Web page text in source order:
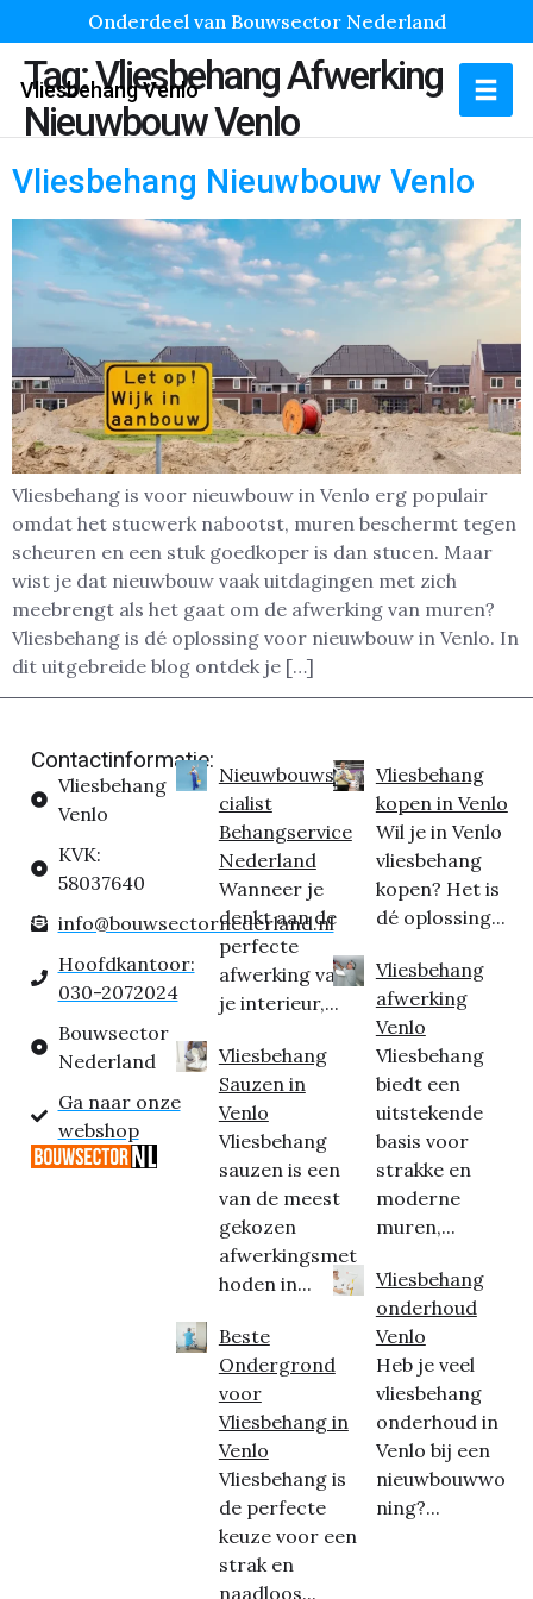
Onderdeel van Bouwsector Nederland
Vliesbehang Venlo
Tag:Vliesbehang Afwerking
Nieuwbouw Venlo
Vliesbehang Nieuwbouw Venlo
Vliesbehang is voor nieuwbouw in Venlo erg populair
omdat het stucwerk nabootst, muren beschermt tegen
scheuren en een stuk goedkoper is dan stucen. Maar
wist je dat nieuwbouw vaak uitdagingen met zich
meebrengt als het gaat om de afwerking van muren?
Vliesbehang is dé oplossing voor nieuwbouw in Venlo. In
dit uitgebreide blog ontdek je […]
Contactinformatie:
Vliesbehang
Venlo
KVK:
58037640
info@bouwsectornederland.nl
Hoofdkantoor:
030-2072024
Bouwsector
Nederland
Ga naar onze
webshop
Nieuwbouwspe
cialist
Behangservice
Nederland
Wanneer je
denkt aan de
perfecte
afwerking van
je interieur,...
Vliesbehang
Sauzen in
Venlo
Vliesbehang
sauzen is een
van de meest
gekozen
afwerkingsmet
hoden in...
Beste
Ondergrond
voor
Vliesbehang in
Venlo
Vliesbehang is
de perfecte
keuze voor een
strak en
naadloos...
Vliesbehang
kopen in Venlo
Wil je in Venlo
vliesbehang
kopen? Het is
dé oplossing...
Vliesbehang
afwerking
Venlo
Vliesbehang
biedt een
uitstekende
basis voor
strakke en
moderne
muren,...
Vliesbehang
onderhoud
Venlo
Heb je veel
vliesbehang
onderhoud in
Venlo bij een
nieuwbouwwo
ning?...